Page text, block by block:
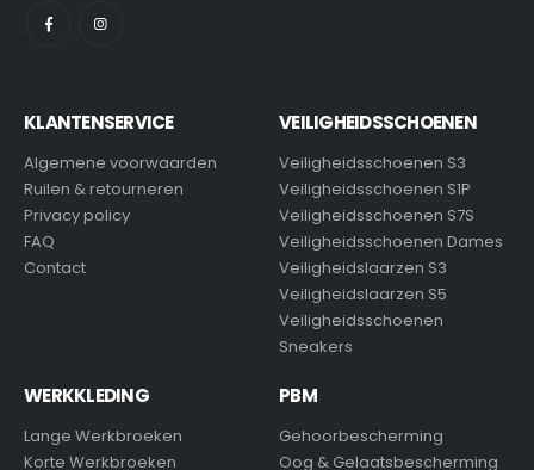
KLANTENSERVICE
Algemene voorwaarden
Ruilen & retourneren
Privacy policy
FAQ
Contact
VEILIGHEIDSSCHOENEN
Veiligheidsschoenen S3
Veiligheidsschoenen S1P
Veiligheidsschoenen S7S
Veiligheidsschoenen Dames
Veiligheidslaarzen S3
Veiligheidslaarzen S5
Veiligheidsschoenen
Sneakers
WERKKLEDING
Lange Werkbroeken
Korte Werkbroeken
PBM
Gehoorbescherming
Oog & Gelaatsbescherming